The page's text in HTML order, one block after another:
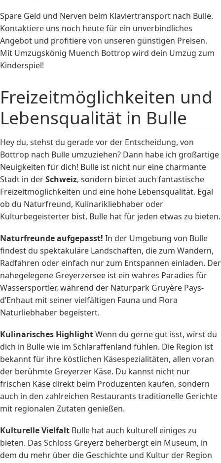
Spare Geld und Nerven beim Klaviertransport nach Bulle.
Kontaktiere uns noch heute für ein unverbindliches
Angebot und profitiere von unseren günstigen Preisen.
Mit Umzugskönig Muench Bottrop wird dein Umzug zum
Kinderspiel!
Freizeitmöglichkeiten und
Lebensqualität in Bulle
Hey du, stehst du gerade vor der Entscheidung, von
Bottrop nach Bulle umzuziehen? Dann habe ich großartige
Neuigkeiten für dich! Bulle ist nicht nur eine charmante
Stadt in derSchweiz, sondern bietet auch fantastische
Freizeitmöglichkeiten und eine hohe Lebensqualität. Egal
ob du Naturfreund, Kulinarikliebhaber oder
Kulturbegeisterter bist, Bulle hat für jeden etwas zu bieten.
Naturfreunde aufgepasst! In der Umgebung von Bulle
findest du spektakuläre Landschaften, die zum Wandern,
Radfahren oder einfach nur zum Entspannen einladen. Der
nahegelegene Greyerzersee ist ein wahres Paradies für
Wassersportler, während der Naturpark Gruyère Pays-
d’Enhaut mit seiner vielfältigen Fauna und Flora
Naturliebhaber begeistert.
Kulinarisches HighlightWenn du gerne gut isst, wirst du
dich in Bulle wie im Schlaraffenland fühlen. Die Region ist
bekannt für ihre köstlichen Käsespezialitäten, allen voran
der berühmte Greyerzer Käse. Du kannst nicht nur
frischen Käse direkt beim Produzenten kaufen, sondern
auch in den zahlreichen Restaurants traditionelle Gerichte
mit regionalen Zutaten genießen.
Kulturelle Vielfalt Bulle hat auch kulturell einiges zu
bieten. Das Schloss Greyerz beherbergt ein Museum, in
dem du mehr über die Geschichte und Kultur der Region